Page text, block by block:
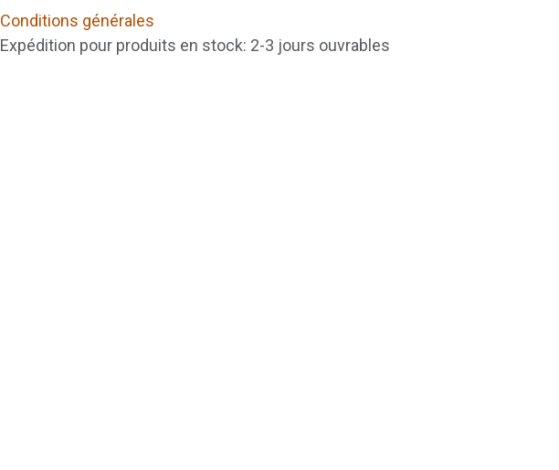
Conditions générales
Expédition pour produits en stock: 2-3 jours ouvrables